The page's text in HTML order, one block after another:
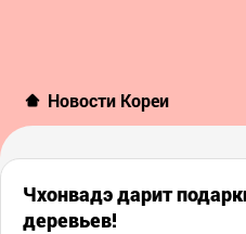
Новости Кореи
Чхонвадэ дарит
деревьев!